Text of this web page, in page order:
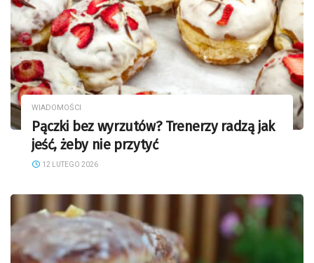
WIADOMOŚCI
Pączki bez wyrzutów? Trenerzy radzą jak
jeść, żeby nie przytyć
12 LUTEGO 2026